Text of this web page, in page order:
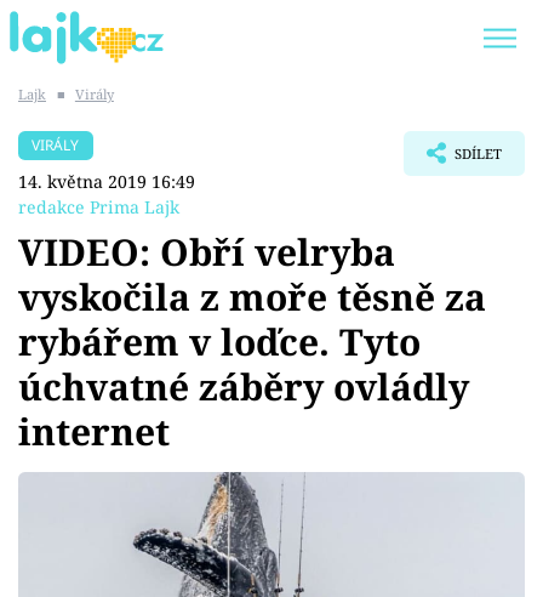
SHOPAHOLICADEL
Témata
Showbyznys
Youtubeři
Sex a vztahy
Lajk ■ Virály
VIRÁLY
14. května 2019 16:49
redakce Prima Lajk
SDÍLET
VIDEO: Obří velryba
vyskočila z moře těsně za
rybářem v loďce. Tyto
úchvatné záběry ovládly
internet